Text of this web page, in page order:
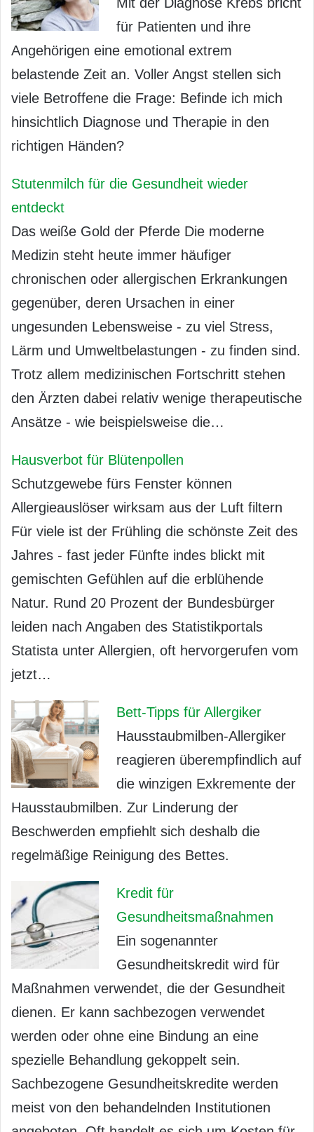
für Patienten und ihre
Angehörigen eine emotional extrem
belastende Zeit an. Voller Angst stellen sich
viele Betroffene die Frage: Befinde ich mich
hinsichtlich Diagnose und Therapie in den
richtigen Händen?
Stutenmilch für die Gesundheit wieder
entdeckt
Das weiße Gold der Pferde Die moderne
Medizin steht heute immer häufiger
chronischen oder allergischen Erkrankungen
gegenüber, deren Ursachen in einer
ungesunden Lebensweise - zu viel Stress,
Lärm und Umweltbelastungen - zu finden sind.
Trotz allem medizinischen Fortschritt stehen
den Ärzten dabei relativ wenige therapeutische
Ansätze - wie beispielsweise die…
Hausverbot für Blütenpollen
Schutzgewebe fürs Fenster können
Allergieauslöser wirksam aus der Luft filtern
Für viele ist der Frühling die schönste Zeit des
Jahres - fast jeder Fünfte indes blickt mit
gemischten Gefühlen auf die erblühende
Natur. Rund 20 Prozent der Bundesbürger
leiden nach Angaben des Statistikportals
Statista unter Allergien, oft hervorgerufen vom
jetzt…
Bett-Tipps für Allergiker
Hausstaubmilben-Allergiker
reagieren überempfindlich auf
die winzigen Exkremente der
Hausstaubmilben. Zur Linderung der
Beschwerden empfiehlt sich deshalb die
regelmäßige Reinigung des Bettes.
Kredit für
Gesundheitsmaßnahmen
Ein sogenannter
Gesundheitskredit wird für
Maßnahmen verwendet, die der Gesundheit
dienen. Er kann sachbezogen verwendet
werden oder ohne eine Bindung an eine
spezielle Behandlung gekoppelt sein.
Sachbezogene Gesundheitskredite werden
meist von den behandelnden Institutionen